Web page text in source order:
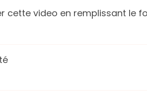
cette video en remplissant le